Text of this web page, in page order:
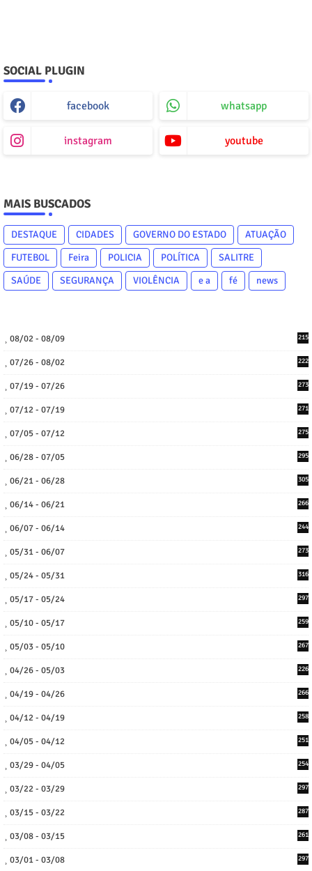
SOCIAL PLUGIN
facebook whatsapp
instagram youtube
MAIS BUSCADOS
DESTAQUE CIDADES GOVERNO DO ESTADO
ATUAÇÃO
FUTEBOL
Feira POLICIA POLÍTICA
SALITRE
SAÚDE
SEGURANÇA VIOLÊNCIA e a fé news
08/02 - 08/09 215
07/26 - 08/02 222
07/19 - 07/26 273
07/12 - 07/19 271
07/05 - 07/12 275
06/28 - 07/05 295
06/21 - 06/28 305
06/14 - 06/21 266
06/07 - 06/14 244
05/31 - 06/07 273
05/24 - 05/31 316
05/17 - 05/24 297
05/10 - 05/17 259
05/03 - 05/10 267
04/26 - 05/03 226
04/19 - 04/26 266
04/12 - 04/19 258
04/05 - 04/12 251
03/29 - 04/05 254
03/22 - 03/29 297
03/15 - 03/22 287
03/08 - 03/15 261
03/01 - 03/08 297